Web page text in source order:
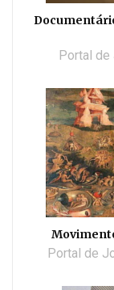
Portal
Portal de